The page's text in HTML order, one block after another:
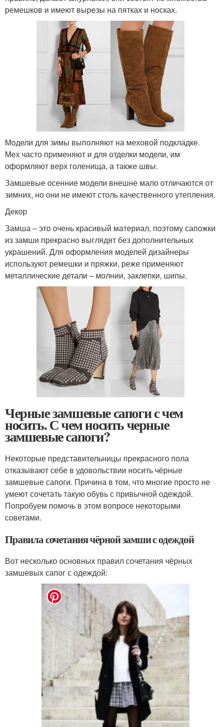
ремешков и имеют вырезы на пятках и носках.
Модели для зимы выполняют на меховой подкладке.
Мех часто применяют и для отделки модели, им
оформляют верх голенища, а также швы.
Замшевые осенние модели внешне мало отличаются от
зимних, но они не имеют столь качественного утепления.
Декор
Замша – это очень красивый материал, поэтому сапожки
из замши прекрасно выглядят без дополнительных
украшений. Для оформления моделей дизайнеры
используют ремешки и пряжки, реже применяют
металлические детали – молнии, заклепки, шипы.
Черные замшевые сапоги с чем
носить. С чем носить черные
замшевые сапоги?
Некоторые представительницы прекрасного пола
отказывают себе в удовольствии носить чёрные
замшевые сапоги. Причина в том, что многие просто не
умеют сочетать такую обувь с привычной одеждой.
Попробуем помочь в этом вопросе некоторыми
советами.
Правила сочетания чёрной замши с одеждой
Вот несколько основных правил сочетания чёрных
замшевых сапог с одеждой: